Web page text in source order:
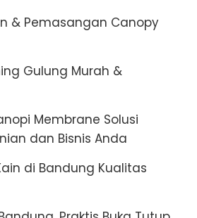
& Pemasangan Canopy
Gulung Murah &
Membrane Solusi
dan Bisnis Anda
di Bandung Kualitas